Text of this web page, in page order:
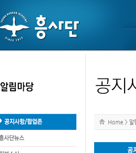
Home > 알